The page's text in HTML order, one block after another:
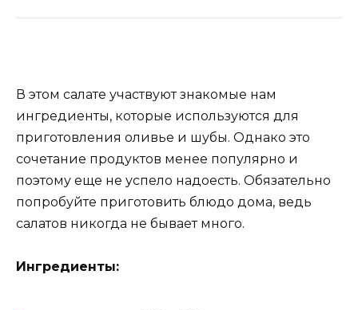
В этом салате участвуют знакомые нам
ингредиенты, которые используются для
приготовления оливье и шубы. Однако это
сочетание продуктов менее популярно и
поэтому еще не успело надоесть. Обязательно
попробуйте приготовить блюдо дома, ведь
салатов никогда не бывает много.
Ингредиенты: